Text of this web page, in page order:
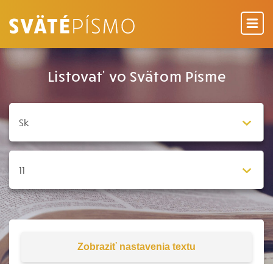
Listovať vo Svätom Písme
Zobraziť nastavenia textu